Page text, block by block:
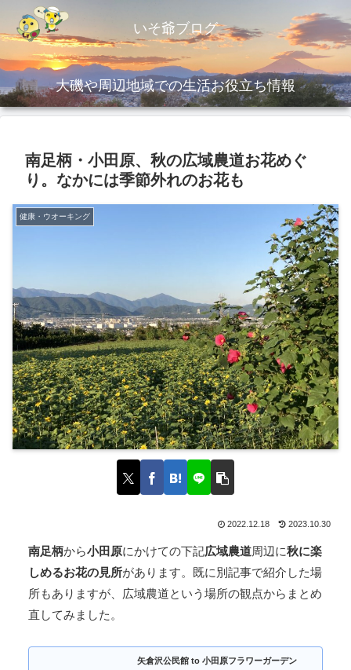
いそ爺ブログ
大磯や周辺地域での生活お役立ち情報
南足柄・小田原、秋の広域農道お花めぐ
り。なかには季節外れのお花も
健康・ウオーキング
2022.12.18 2023.10.30
南足柄から小田原にかけての下記広域農道周辺に秋に楽
しめるお花の見所があります。既に別記事で紹介した場
所もありますが、広域農道という場所の観点からまとめ
直してみました。
矢倉沢公民館 to 小田原フラワーガーデン